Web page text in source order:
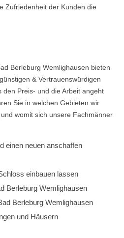
Zufriedenheit der Kunden die
Berleburg Wemlighausen bieten
& Vertrauenswürdigen
den Preis- und die Arbeit angeht
Sie in welchen Gebieten wir
womit sich unsere Fachmänner
einen neuen anschaffen
einbauen lassen
Berleburg Wemlighausen
Berleburg Wemlighausen
und Häusern